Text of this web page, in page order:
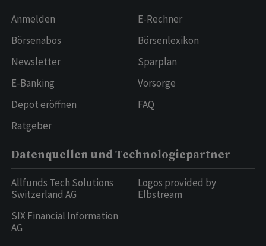
Anmelden
Börsenabos
Newsletter
E-Banking
Depot eröffnen
Ratgeber
E-Rechner
Börsenlexikon
Sparplan
Vorsorge
FAQ
Datenquellen und Technologiepartner
Allfunds Tech Solutions
Switzerland AG
SIX Financial Information
AG
Logos provided by
Elbstream